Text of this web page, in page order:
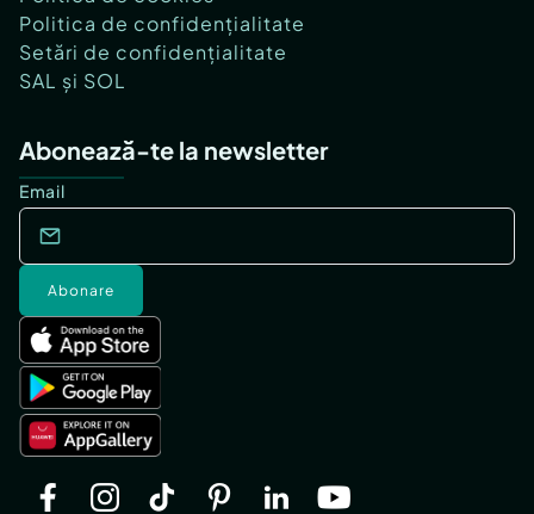
Politica de confidențialitate
Setări de confidențialitate
SAL și SOL
Abonează-te la newsletter
Email
Abonare